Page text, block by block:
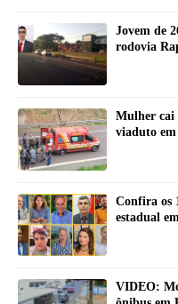
Jovem de
rodovia
Mulher cai
viaduto
Confira os
estadual
VIDEO: